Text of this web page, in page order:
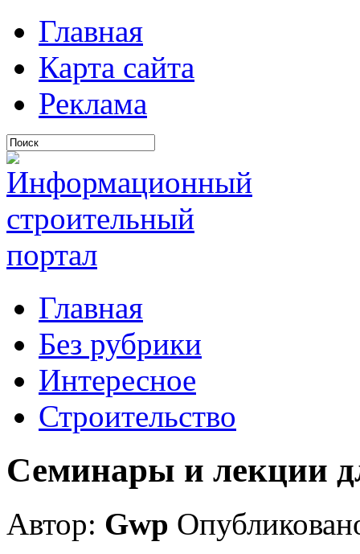
Главная
Карта сайта
Реклама
Главная
Без рубрики
Интересное
Строительство
Семинары и лекции
Автор: Gwp